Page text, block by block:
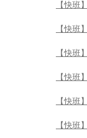
【快班
【快班
【快班
【快班
【快班
【快班